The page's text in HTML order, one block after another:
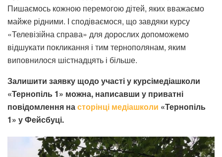
Пишаємось кожною перемогою дітей, яких вважаємо
майже рідними. І сподіваємося, що завдяки курсу
«Телевізійна справа» для дорослих допоможемо
відшукати покликання і тим тернополянам, яким
виповнилося шістнадцять і більше.
Залишити заявку щодо участі у курсімедіашколи
«Тернопіль 1» можна, написавши у приватні
повідомлення насторінці медіашколи «Тернопіль
1» у Фейсбуці.